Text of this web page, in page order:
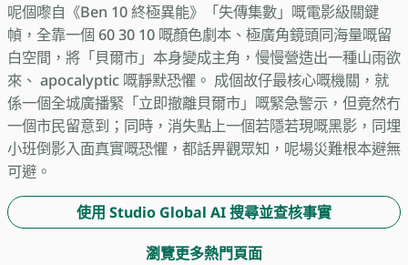
呢個嚟自《Ben 10 終極異能》「失傳集數」嘅電影級關鍵
幀，全靠一個 60 30 10 嘅顏色劇本、極廣角鏡頭同海量嘅留
白空間，將「貝爾市」本身變成主角，慢慢營造出一種山雨欲
來、 apocalyptic 嘅靜默恐懼。 成個故仔最核心嘅機關，就
係一個全城廣播緊「立即撤離貝爾市」嘅緊急警示，但竟然冇
一個市民留意到；同時，消失點上一個若隱若現嘅黑影，同埋
小班倒影入面真實嘅恐懼，都話畀觀眾知，呢場災難根本避無
可避。
使用 Studio Global AI 搜尋並查核事實
瀏覽更多熱門頁面